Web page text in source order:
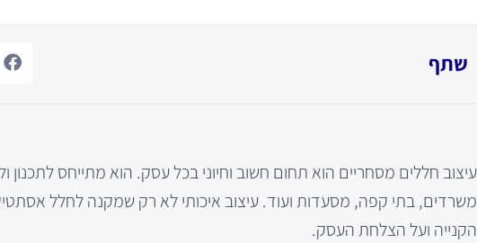
שתף
עיצוב חללים מסחריים הוא תחום חשוב וחיוני בכל עסק. הוא מתייחס לתכנון
משרדים, בתי קפה, מסעדות ועוד. עיצוב איכותי לא רק שמקנה לחלל
הקנייה ועל הצלחת העסק.